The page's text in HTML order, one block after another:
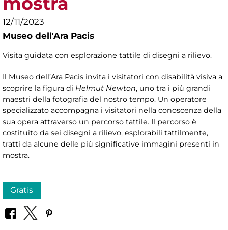
12/11/2023
Museo dell'Ara Pacis
Visita guidata con esplorazione tattile di disegni a rilievo.
Il Museo dell’Ara Pacis invita i visitatori con disabilità visiva a
scoprire la figura di Helmut Newton, uno tra i più grandi
maestri della fotografia del nostro tempo. Un operatore
specializzato accompagna i visitatori nella conoscenza della
sua opera attraverso un percorso tattile. Il percorso è
costituito da sei disegni a rilievo, esplorabili tattilmente,
tratti da alcune delle più significative immagini presenti in
mostra.
Gratis